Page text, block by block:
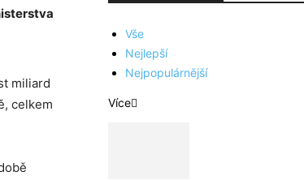
miliard
celkem
Vše
Nejlepší
Nejpopulárnější
Více